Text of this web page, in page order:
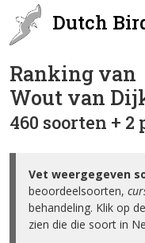
Dutch
Ranking van
Wout van
460 soorten + 2
Vet weergegeven
beoordeelsoorten,
behandeling. Klik op
zien die die soort in